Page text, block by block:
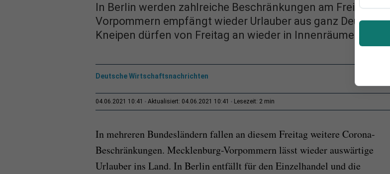
In Berlin werden zahlreiche Beschränkungen am Freitag
Vorpommern empfängt wieder Urlauber aus ganz
Kneipen dürfen von Freitag an wieder in Innenräumen
Deutsche Wirtschaftsnachrichten
04.06.2021 10:41 Aktualisiert: 04.06.2021 10:41 Lesezeit: 2 min
In mehreren Bundesländern fallen an diesem Freitag weitere Corona-
Beschränkungen. Mecklenburg-Vorpommern lässt wieder auswärtige
Urlauber ins Land. In Berlin entfällt für den Einzelhandel und die